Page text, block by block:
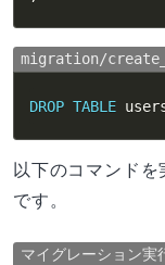
migration/
DROP TABLE
以下のコマンド
です。
マイグレーション実